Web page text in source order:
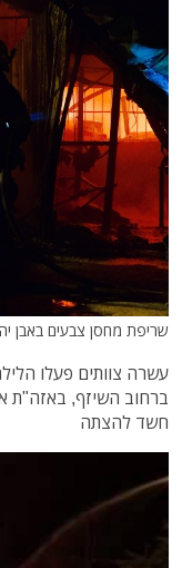
שריפת מחסן צבעים באבן
עשרה צוותים פעלו
ברחוב השיזף, באזה"ת
חשד להצתה